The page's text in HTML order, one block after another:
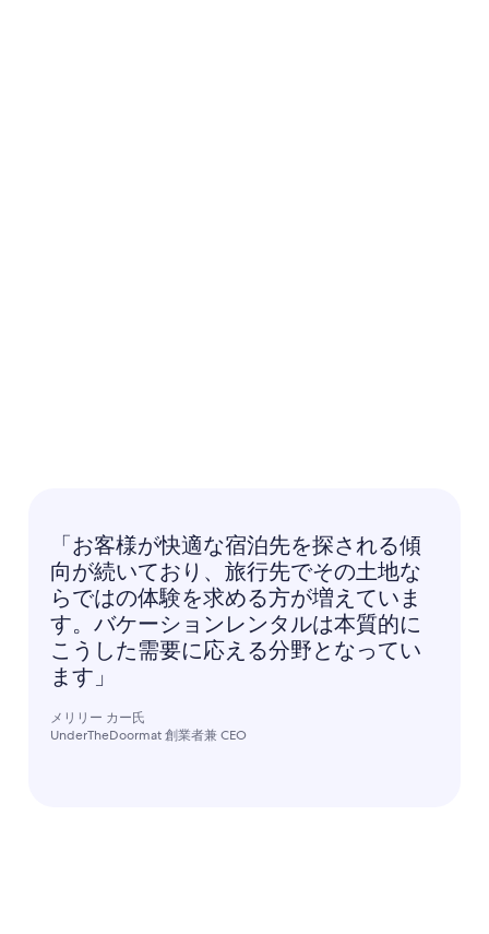
「お客様が快適な宿泊先を探される傾
向が続いており、旅行先でその土地な
らではの体験を求める方が増えていま
す。バケーションレンタルは本質的に
こうした需要に応える分野となってい
ます」
メリリー カー氏
UnderTheDoormat 創業者兼 CEO